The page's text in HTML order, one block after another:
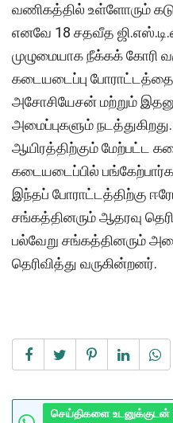
வணிகத்தில் உள்ளோரும்
எனவே 18 சதவீத
முழுமையாக நீக்கக் கோரி
கடையடைப்பு
அசோசியேசன் மற்றும்
அமைப்புகளும் நடத்துகிறது.
ஆயிரத்திற்கும் மேற்பட்ட
கடையடைப்பில்
இந்தப் போராட்டத்திற்கு
சங்கத்தினரும் ஆதரவு
பல்வேறு சங்கத்தினரும்
தெரிவித்து வருகின்றனர்.
செய்திகளை உடனுக்குடன்